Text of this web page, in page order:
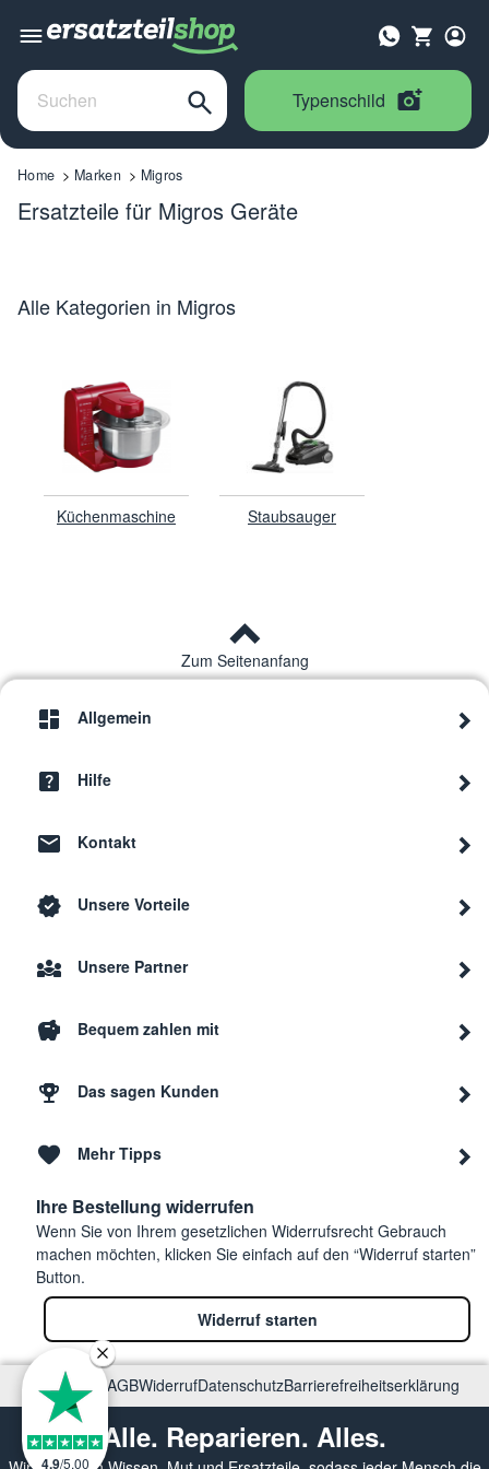
Typenschild
Home Marken Migros
Ersatzteile für Migros Geräte
Alle Kategorien in Migros
Küchenmaschine Staubsauger
Zum Seitenanfang
Allgemein
Hilfe
Kontakt
Unsere Vorteile
Unsere Partner
Bequem zahlen mit
Das sagen Kunden
Mehr Tipps
Ihre Bestellung widerrufen
Wenn Sie von Ihrem gesetzlichen Widerrufsrecht Gebrauch
machen möchten, klicken Sie einfach auf den “Widerruf starten”
Button.
Widerruf starten
ImpressumAGBWiderrufDatenschutzBarrierefreiheitserklärung
Alle. Reparieren. Alles.
4.9/5.00